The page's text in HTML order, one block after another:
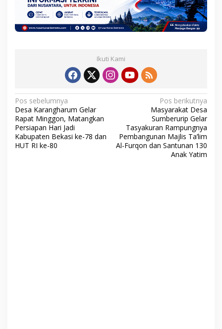
Ikuti Kami
N
a
v
i
Pos sebelumnya
Desa Karangharum Gelar
Rapat Minggon, Matangkan
Persiapan Hari Jadi
Kabupaten Bekasi ke-78 dan
HUT RI ke-80
Pos berikutnya
Masyarakat Desa
Sumberurip Gelar
Tasyakuran Rampungnya
Pembangunan Majlis Ta’lim
Al-Furqon dan Santunan 130
Anak Yatim